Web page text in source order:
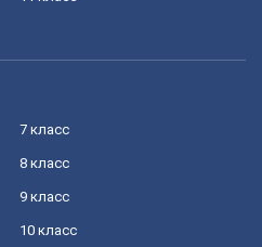
7 класс
8 класс
9 класс
10 класс